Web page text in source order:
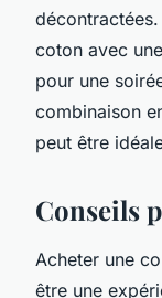
coton avec
pour une
combinaison
peut être
Conseils
Acheter une
être une